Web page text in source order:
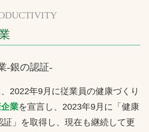
覧
覧-銀の認証-
2022年9月に従業員の健康づくり
業を宣言し、2023年9月に「健康
証」を取得し、現在も継続して更